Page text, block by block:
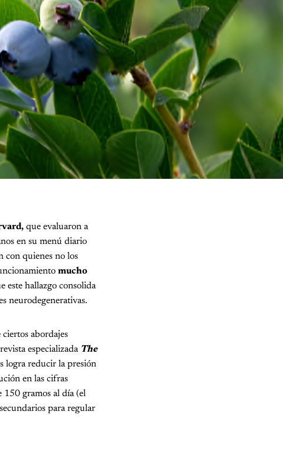
que evaluaron a
en su menú diario
con quienes no los
mucho
este hallazgo consolida
neurodegenerativas.
abordajes
especializada The
logra reducir la presión
en las cifras
150 gramos al día (el
para regular